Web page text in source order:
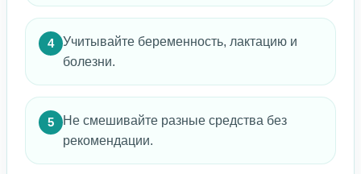
4
Учитывайте беременность, лактацию и
болезни.
5
Не смешивайте разные средства без
рекомендации.